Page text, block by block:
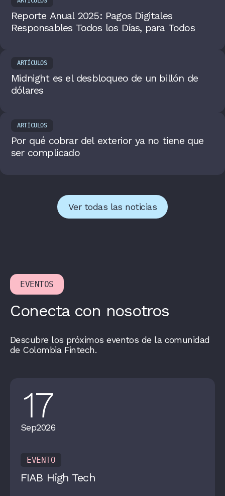
Reporte Anual 2025: Pagos Digitales
Responsables Todos los Días, para Todos
ARTÍCULOS
Midnight es el desbloqueo de un billón de
dólares
ARTÍCULOS
Por qué cobrar del exterior ya no tiene que
ser complicado
Ver todas las noticias
EVENTOS
Conecta con nosotros
Descubre los próximos eventos de la comunidad
de Colombia Fintech.
17
Sep2026
EVENTO
FIAB High Tech